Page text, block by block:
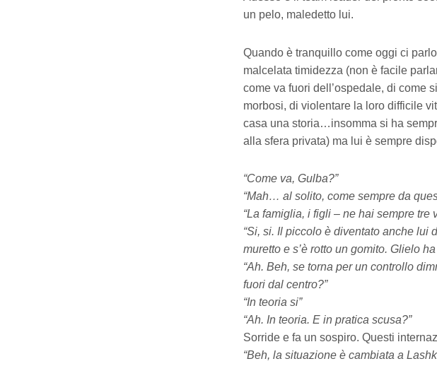
un pelo, maledetto lui.
Quando è tranquillo come oggi ci
malcelata timidezza (non è facile
come va fuori dell’ospedale, di come
morbosi, di violentare la loro difficile
casa una storia…insomma si ha
alla sfera privata) ma lui è sempre
“Come va, Gulba?”
“Mah… al solito, come sempre da
“La famiglia, i figli – ne hai sempre tre
“Si, si. Il piccolo è diventato anche lui
muretto e s’è rotto un gomito. Glielo
“Ah. Beh, se torna per un controllo
fuori dal centro?”
“In teoria si”
“Ah. In teoria. E in pratica scusa?”
Sorride e fa un sospiro. Questi
“Beh, la situazione è cambiata a